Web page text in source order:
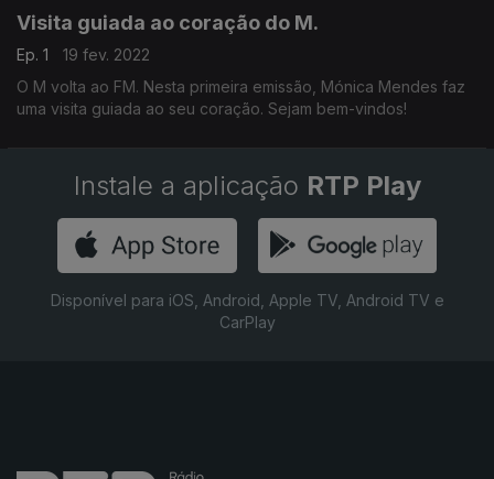
Visita guiada ao coração do M.
Ep. 1
19 fev. 2022
O M volta ao FM. Nesta primeira emissão, Mónica Mendes faz
uma visita guiada ao seu coração. Sejam bem-vindos!
Instale a aplicação RTP Play
Disponível para iOS, Android, Apple TV, Android TV e
CarPlay